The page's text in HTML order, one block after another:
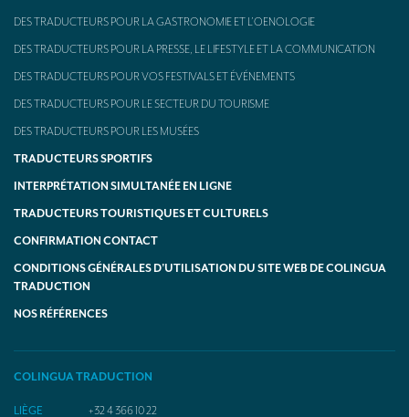
DES TRADUCTEURS POUR LA GASTRONOMIE ET L’OENOLOGIE
DES TRADUCTEURS POUR LA PRESSE, LE LIFESTYLE ET LA COMMUNICATION
DES TRADUCTEURS POUR VOS FESTIVALS ET ÉVÉNEMENTS
DES TRADUCTEURS POUR LE SECTEUR DU TOURISME
DES TRADUCTEURS POUR LES MUSÉES
TRADUCTEURS SPORTIFS
INTERPRÉTATION SIMULTANÉE EN LIGNE
TRADUCTEURS TOURISTIQUES ET CULTURELS
CONFIRMATION CONTACT
CONDITIONS GÉNÉRALES D’UTILISATION DU SITE WEB DE COLINGUA
TRADUCTION
NOS RÉFÉRENCES
COLINGUA TRADUCTION
LIÈGE +32 4 366 10 22